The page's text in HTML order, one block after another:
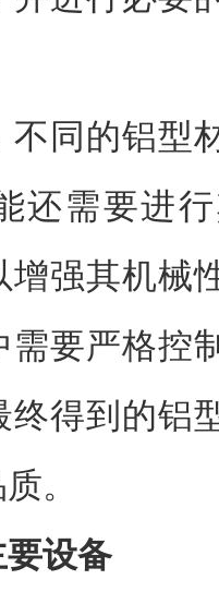
不同的铝型
还需要进
增强其机械
需要严格控
终得到的铝
。
设备